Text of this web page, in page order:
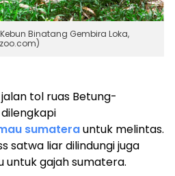
Binatang Gembira Loka,
tol ruas Betung-
sumaterauntuk melintas.
satwa liar dilindungi juga
untuk gajah sumatera.